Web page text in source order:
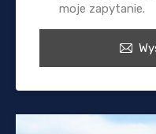
moje zapytanie.